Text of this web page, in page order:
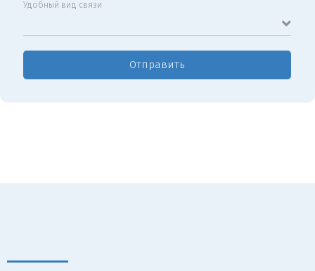
Удобный вид связи
Отправить